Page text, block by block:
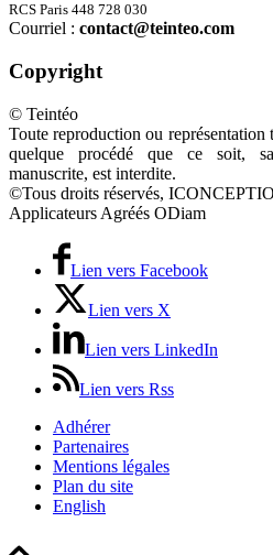
RCS Paris 448 728 030
Courriel : contact@teinteo.com
Copyright
© Teintéo
Toute reproduction ou représentation
quelque procédé que ce soit,
manuscrite, est interdite.
©Tous droits réservés,
Applicateurs Agréés ODiam
Lien vers Facebook
Lien vers X
Lien vers LinkedIn
Lien vers Rss
Adhérer
Partenaires
Mentions légales
Plan du site
English